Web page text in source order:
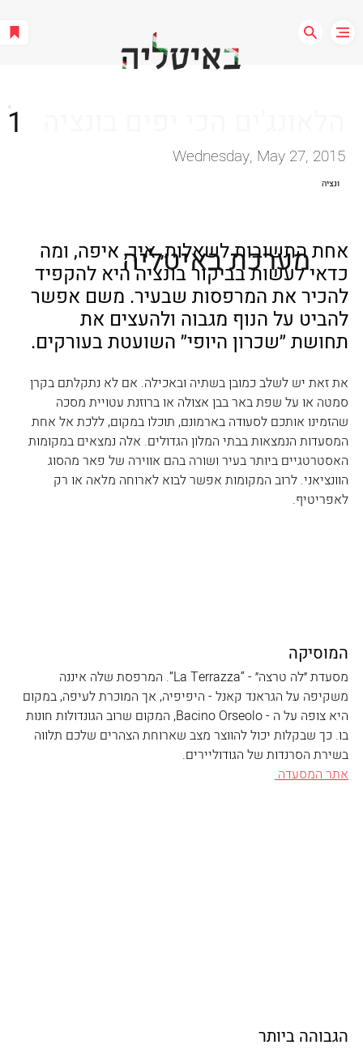
Wednesday, May 27, 2015
ונציה
אחת התשובות לשאלות, איך, איפה, ומה
כדאי לעשות בביקור בונציה היא להקפיד
להכיר את המרפסות שבעיר. משם אפשר
להביט על הנוף מגבוה ולהעצים את
תחושת ״שכרון היופי״ השועטת בעורקים.
את זאת יש לשלב כמובן בשתיה ובאכילה. אם לא נתקלתם בקרן
סמטה או על שפת באר בבן אצולה או ברוזנת עטויית מסכה
שהזמינו אותכם לסעודה בארמונם, תוכלו במקום, ללכת אל אחת
המסעדות הנמצאות בבתי המלון הגדולים. אלה נמצאים במקומות
האסטרטגיים ביותר בעיר ושורה בהם אווירה של פאר מהסוג
הוונציאני. לרוב המקומות אפשר לבוא לארוחה מלאה או רק
לאפריטיף.
המוסיקה
מסעדת ״לה טרצה״ - “La Terrazza”. המרפסת שלה איננה
משקיפה על הגראנד קאנל - היפיפיה, אך המוכרת לעיפה, במקום
היא צופה על ה - Bacino Orseolo, המקום שרוב הגונדולות חונות
בו. כך שבקלות יכול להווצר מצב שארוחת הצהרים שלכם תלווה
בשירת הסרנדות של הגודוליירים.
אתר המסעדה
הגבוהה ביותר
מערכת באיטליה
1